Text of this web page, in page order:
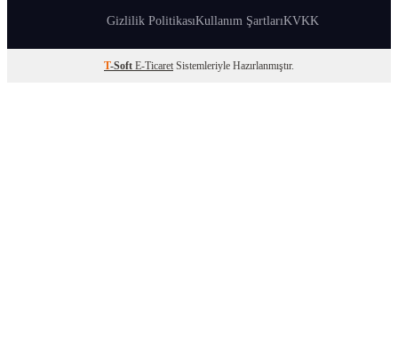
Gizlilik PolitikasıKullanım ŞartlarıKVKK
T-Soft E-Ticaret Sistemleriyle Hazırlanmıştır.